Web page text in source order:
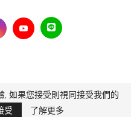
授權，不得轉載 All Right Reserved.
02-8791-8559
如果您接受則視同接受我們的
受 了解更多